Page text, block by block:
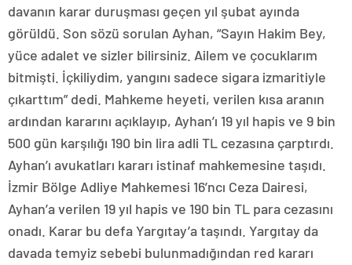
davanın karar duruşması geçen yıl şubat ayında
görüldü. Son sözü sorulan Ayhan, “Sayın Hakim Bey,
yüce adalet ve sizler bilirsiniz. Ailem ve çocuklarım
bitmişti. İçkiliydim, yangını sadece sigara izmaritiyle
çıkarttım” dedi. Mahkeme heyeti, verilen kısa aranın
ardından kararını açıklayıp, Ayhan’ı 19 yıl hapis ve 9 bin
500 gün karşılığı 190 bin lira adli TL cezasına çarptırdı.
Ayhan’ı avukatları kararı istinaf mahkemesine taşıdı.
İzmir Bölge Adliye Mahkemesi 16’ncı Ceza Dairesi,
Ayhan’a verilen 19 yıl hapis ve 190 bin TL para cezasını
onadı. Karar bu defa Yargıtay’a taşındı. Yargıtay da
davada temyiz sebebi bulunmadığından red kararı